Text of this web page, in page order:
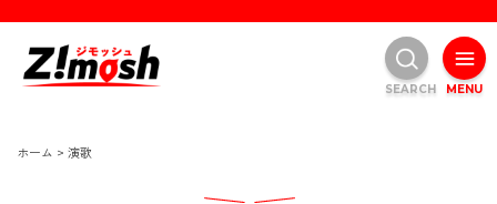
ホーム > 演歌
MENU
SEARCH